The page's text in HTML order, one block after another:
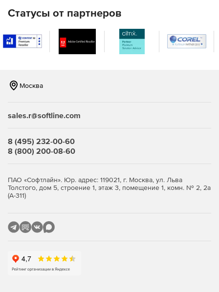
Подключение к встрече за один клик
Толк интегрируется с календарями организации,
фиксирует встречи в расписании и заранее напоминает о
них. Пригласить коллег на видеовстречу легко – нужно
Текстовая расшифровка записей
используя технологию распознавания речи для каждого
Статусы от партнеров
Москва
sales.r@softline.com
8 (495) 232-00-60
8 (800) 200-08-60
ПАО «Софтлайн». Юр. адрес: 119021, г. Москва, ул. Льва
Толстого, дом 5, строение 1, этаж 3, помещение 1, комн. № 2, 2а
(А-311)